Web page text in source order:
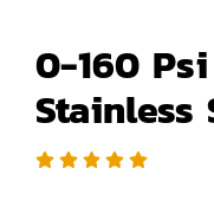
0-160
Stainless